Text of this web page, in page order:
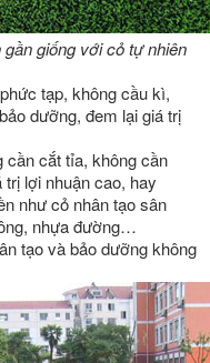
giống với cỏ tự nhiên
tạp, không cầu kì,
dưỡng, đem lại giá trị
cần cắt tỉa, không cần
lợi nhuận cao, hay
như cỏ nhân tạo sân
nhựa đường…
tạo và bảo dưỡng không